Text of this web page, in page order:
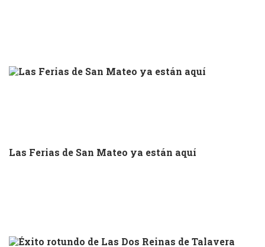
Las Ferias de San Mateo ya están aquí